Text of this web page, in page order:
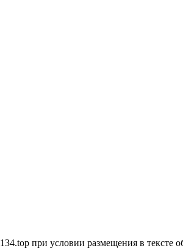
при условии размещения в